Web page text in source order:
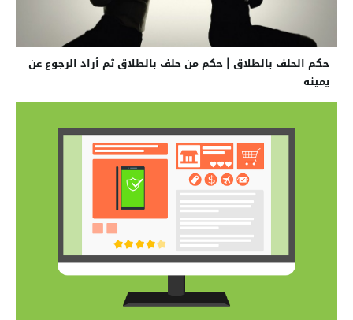
حكم الحلف بالطلاق | حكم من حلف بالطلاق ثم أراد الرجوع عن
يمينه